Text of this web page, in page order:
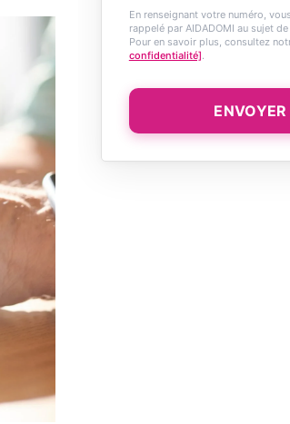
En renseignant votre numéro,
rappelé par AIDADOMI au sujet
Pour en savoir plus, consultez
confidentialité].